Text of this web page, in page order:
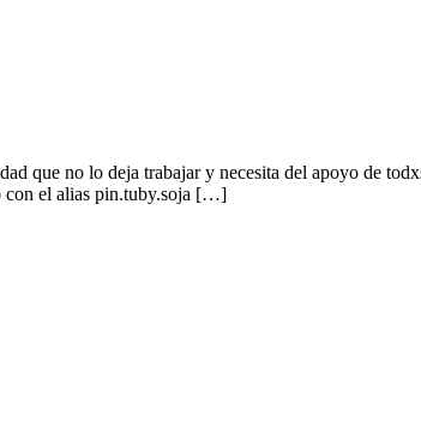
que no lo deja trabajar y necesita del apoyo de
con el alias pin.tuby.soja […]